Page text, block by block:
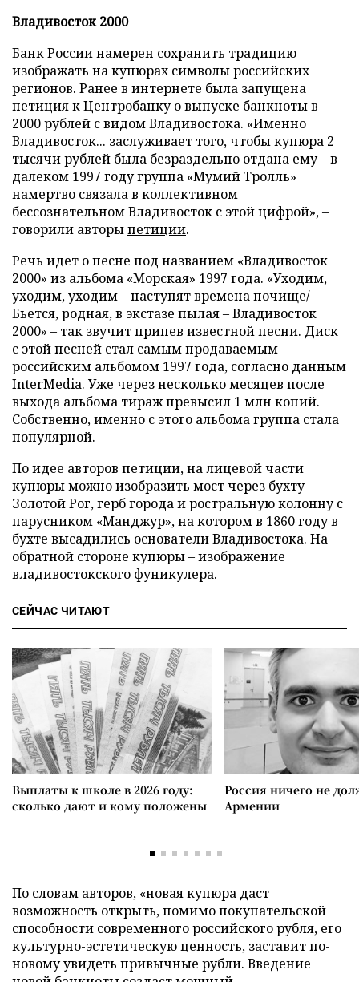
Владивосток 2000
Банк России намерен сохранить традицию
изображать на купюрах символы российских
регионов. Ранее в интернете была запущена
петиция к Центробанку о выпуске банкноты в
2000 рублей с видом Владивостока. «Именно
Владивосток... заслуживает того, чтобы купюра 2
тысячи рублей была безраздельно отдана ему – в
далеком 1997 году группа «Мумий Тролль»
намертво связала в коллективном
бессознательном Владивосток с этой цифрой», –
говорили авторыпетиции.
Речь идет о песне под названием «Владивосток
2000» из альбома «Морская» 1997 года. «Уходим,
уходим, уходим – наступят времена почище/
Бьется, pодная, в экстазе пылая – Владивосток
2000» – так звучит припев известной песни. Диск
с этой песней стал самым продаваемым
российским альбомом 1997 года, согласно данным
InterMedia. Уже через несколько месяцев после
выхода альбома тираж превысил 1 млн копий.
Собственно, именно с этого альбома группа стала
популярной.
По идее авторов петиции, на лицевой части
купюры можно изобразить мост через бухту
Золотой Рог, герб города и ростральную колонну с
парусником «Манджур», на котором в 1860 году в
бухте высадились основатели Владивостока. На
обратной стороне купюры – изображение
владивостокского фуникулера.
СЕЙЧАС ЧИТАЮТ
Выплаты к школе в 2026 году:
сколько дают и кому положены
Россия ничего не
Армении
По словам авторов, «новая купюра даст
возможность открыть, помимо покупательской
способности современного российского рубля, его
культурно-эстетическую ценность, заставит по-
новому увидеть привычные рубли. Введение